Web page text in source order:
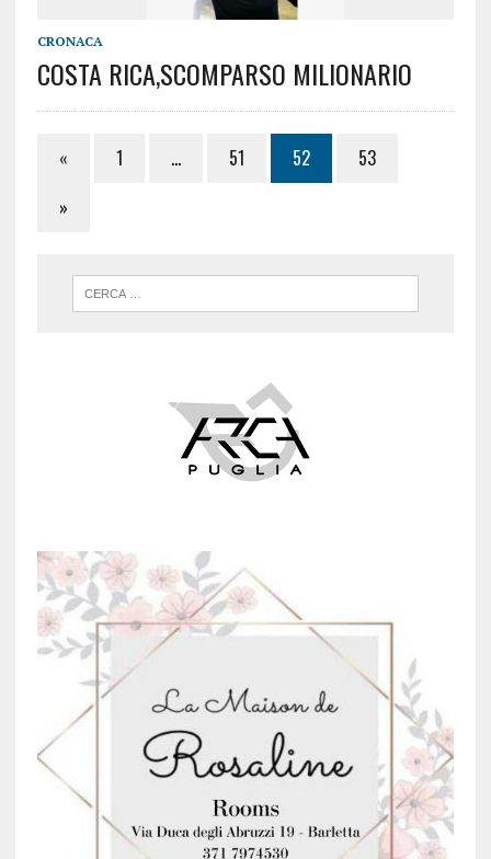
CRONACA
COSTA RICA,SCOMPARSO MILIONARIO
« 1 … 51 52
53
»